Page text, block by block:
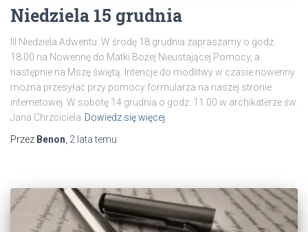
Niedziela 15 grudnia
III Niedziela Adwentu. W środę 18 grudnia zapraszamy o godz.
18.00 na Nowennę do Matki Bożej Nieustającej Pomocy, a
następnie na Mszę świętą. Intencje do modlitwy w czasie nowenny
można przesyłać przy pomocy formularza na naszej stronie
internetowej. W sobotę 14 grudnia o godz. 11.00 w archikaterze św.
Jana Chrzciciela Dowiedz się więcej
Przez Benon 2 latatemu